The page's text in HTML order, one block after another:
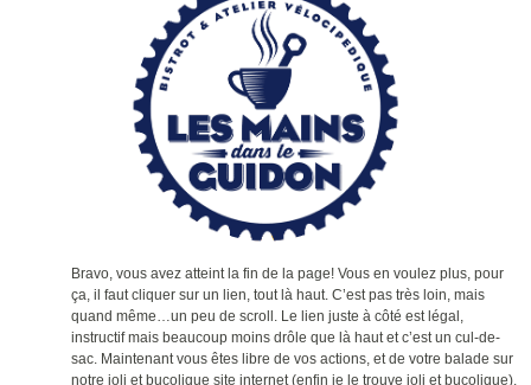
Bravo, vous avez atteint la fin de la page! Vous en voulez plus, pour
ça, il faut cliquer sur un lien, tout là haut. C’est pas très loin, mais
quand même…un peu de scroll. Le lien juste à côté est légal,
instructif mais beaucoup moins drôle que là haut et c’est un cul-de-
sac. Maintenant vous êtes libre de vos actions, et de votre balade sur
notre joli et bucolique site internet (enfin je le trouve joli et bucolique).